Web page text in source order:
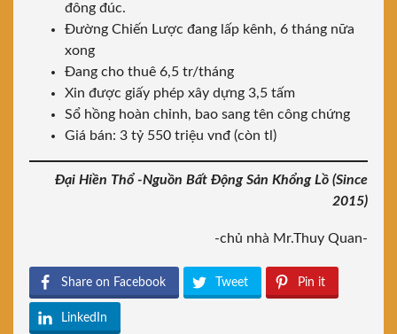
đông đúc.
Đường Chiến Lược đang lấp kênh, 6 tháng nữa
xong
Đang cho thuê 6,5 tr/tháng
Xin được giấy phép xây dựng 3,5 tấm
Sổ hồng hoàn chỉnh, bao sang tên công chứng
Giá bán: 3 tỷ 550 triệu vnđ (còn tl)
Đại Hiền Thổ -Nguồn Bất Động Sản Khổng Lồ (Since
2015)
-chủ nhà Mr.Thuy Quan-
Share on Facebook Tweet Pin it
LinkedIn